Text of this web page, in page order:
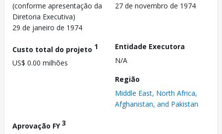
(conforme apresentação da
Diretoria Executiva)
29 de janeiro de 1974
27 de novembro de 1974
Custo total do projeto 1
US$ 0.00 milhões
Entidade Executora
N/A
Região
Middle East, North Africa,
Afghanistan, and Pakistan
Aprovação FY3